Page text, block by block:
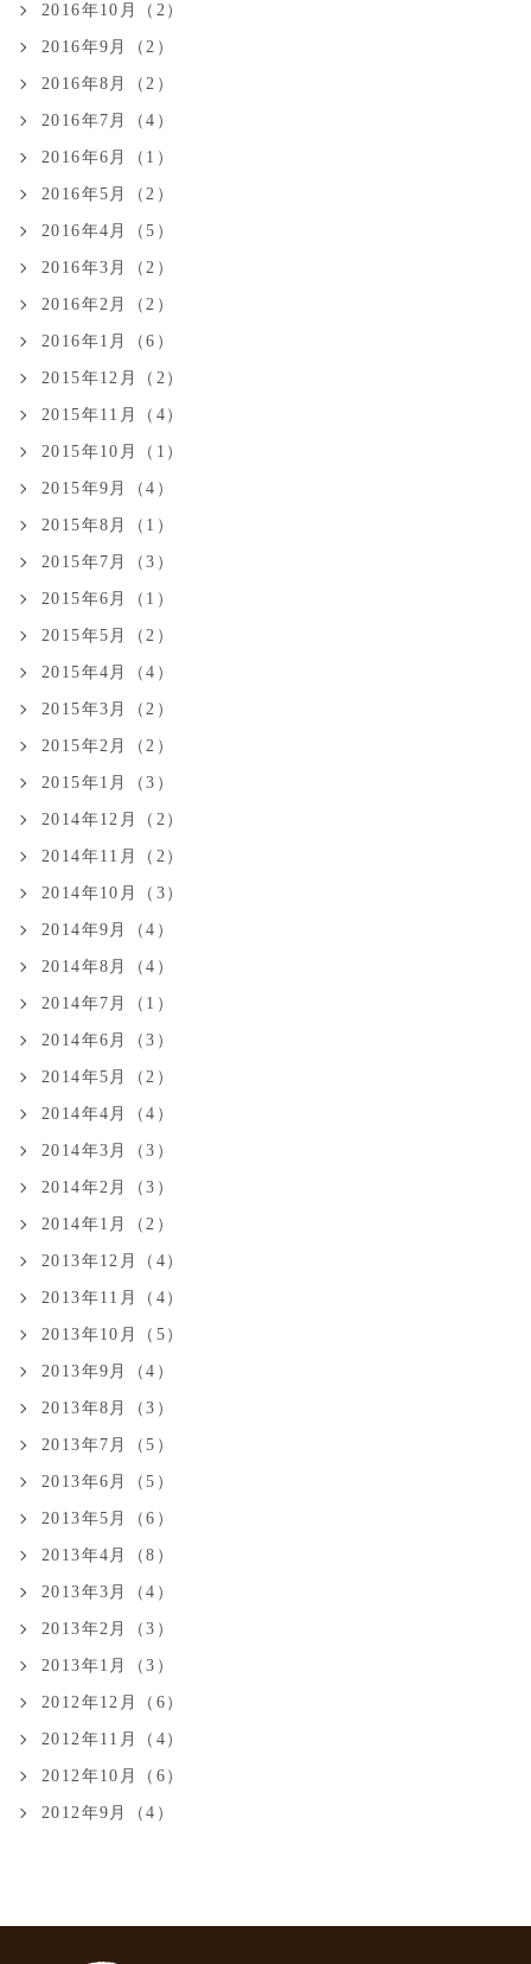
2016年10月（2）
2016年9月（2）
2016年8月（2）
2016年7月（4）
2016年6月（1）
2016年5月（2）
2016年4月（5）
2016年3月（2）
2016年2月（2）
2016年1月（6）
2015年12月（2）
2015年11月（4）
2015年10月（1）
2015年9月（4）
2015年8月（1）
2015年7月（3）
2015年6月（1）
2015年5月（2）
2015年4月（4）
2015年3月（2）
2015年2月（2）
2015年1月（3）
2014年12月（2）
2014年11月（2）
2014年10月（3）
2014年9月（4）
2014年8月（4）
2014年7月（1）
2014年6月（3）
2014年5月（2）
2014年4月（4）
2014年3月（3）
2014年2月（3）
2014年1月（2）
2013年12月（4）
2013年11月（4）
2013年10月（5）
2013年9月（4）
2013年8月（3）
2013年7月（5）
2013年6月（5）
2013年5月（6）
2013年4月（8）
2013年3月（4）
2013年2月（3）
2013年1月（3）
2012年12月（6）
2012年11月（4）
2012年10月（6）
2012年9月（4）